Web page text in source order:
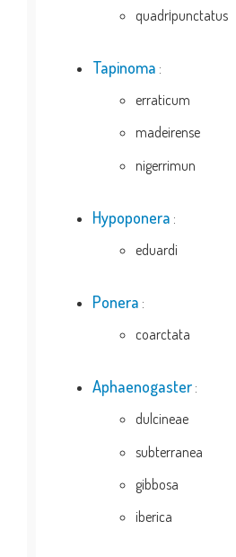
quadr¡punctatus
Tapinoma :
erraticum
madeirense
nigerrimun
Hypoponera :
eduardi
Ponera :
coarctata
Aphaenogaster :
dulcineae
subterranea
gibbosa
iberica